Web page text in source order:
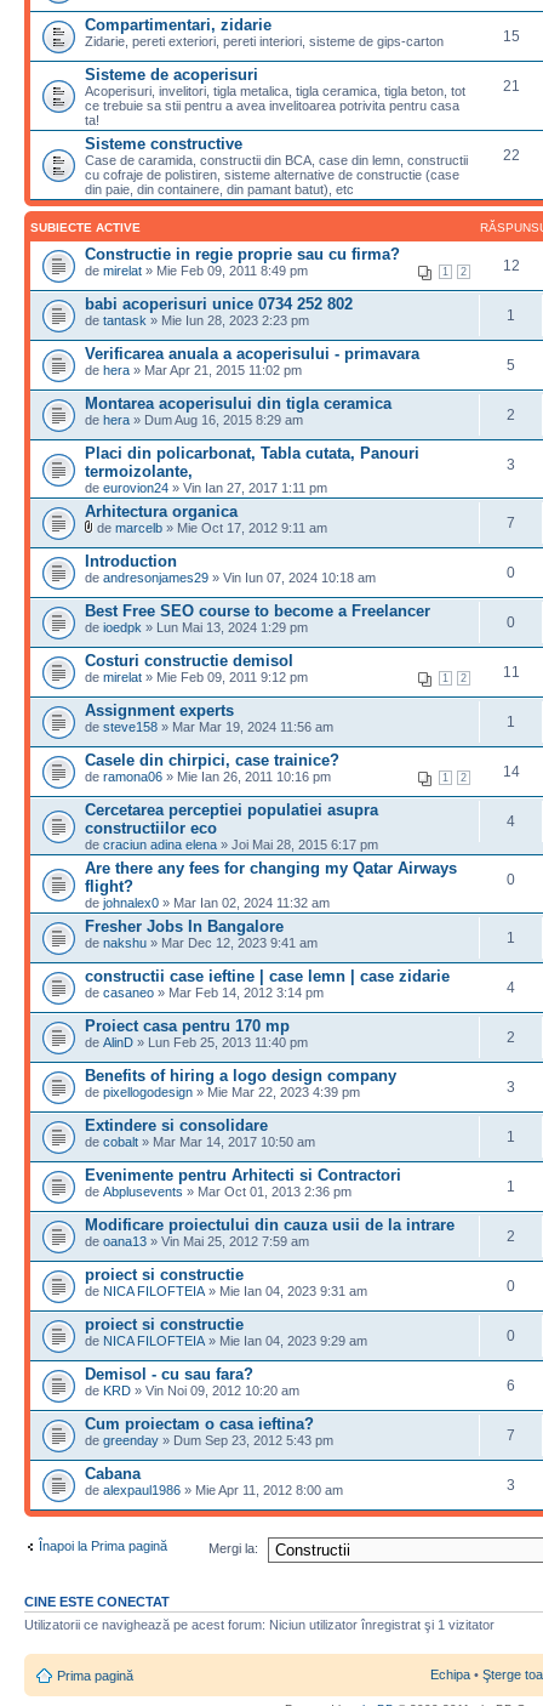
Compartimentari, zidarie
Zidarie, pereti exteriori, pereti interiori, sisteme de gips-carton 15
Sisteme de acoperisuri
Acoperisuri, invelitori, tigla metalica, tigla ceramica, tigla beton, tot
ce trebuie sa stii pentru a avea invelitoarea potrivita pentru casa
ta!
21
Sisteme constructive
Case de caramida, constructii din BCA, case din lemn, constructii
cu cofraje de polistiren, sisteme alternative de constructie (case
din paie, din containere, din pamant batut), etc
22
SUBIECTE ACTIVE
Constructie in regie proprie sau cu firma?
1 2
de mirelat » Mie Feb 09, 2011 8:49 pm 12
babi acoperisuri unice 0734 252 802
de tantask » Mie Iun 28, 2023 2:23 pm 1
Verificarea anuala a acoperisului - primavara
de hera » Mar Apr 21, 2015 11:02 pm 5
Montarea acoperisului din tigla ceramica
de hera » Dum Aug 16, 2015 8:29 am 2
Placi din policarbonat, Tabla cutata, Panouri
termoizolante,
de eurovion24 » Vin Ian 27, 2017 1:11 pm
3
Arhitectura organica
de marcelb » Mie Oct 17, 2012 9:11 am 7
Introduction
de andresonjames29 » Vin Iun 07, 2024 10:18 am 0
Best Free SEO course to become a Freelancer
de ioedpk » Lun Mai 13, 2024 1:29 pm 0
Costuri constructie demisol
1 2
de mirelat » Mie Feb 09, 2011 9:12 pm 11
Assignment experts
de steve158 » Mar Mar 19, 2024 11:56 am 1
Casele din chirpici, case trainice?
1 2
de ramona06 » Mie Ian 26, 2011 10:16 pm 14
Cercetarea perceptiei populatiei asupra
constructiilor eco
de craciun adina elena » Joi Mai 28, 2015 6:17 pm
4
Are there any fees for changing my Qatar Airways
flight?
de johnalex0 » Mar Ian 02, 2024 11:32 am
0
Fresher Jobs In Bangalore
de nakshu » Mar Dec 12, 2023 9:41 am 1
constructii case ieftine | case lemn | case zidarie
de casaneo » Mar Feb 14, 2012 3:14 pm 4
Proiect casa pentru 170 mp
de AlinD » Lun Feb 25, 2013 11:40 pm 2
Benefits of hiring a logo design company
de pixellogodesign » Mie Mar 22, 2023 4:39 pm 3
Extindere si consolidare
de cobalt » Mar Mar 14, 2017 10:50 am 1
Evenimente pentru Arhitecti si Contractori
de Abplusevents » Mar Oct 01, 2013 2:36 pm 1
Modificare proiectului din cauza usii de la intrare
de oana13 » Vin Mai 25, 2012 7:59 am 2
proiect si constructie
de NICA FILOFTEIA » Mie Ian 04, 2023 9:31 am 0
proiect si constructie
de NICA FILOFTEIA » Mie Ian 04, 2023 9:29 am 0
Demisol - cu sau fara?
de KRD » Vin Noi 09, 2012 10:20 am 6
Cum proiectam o casa ieftina?
de greenday » Dum Sep 23, 2012 5:43 pm 7
Cabana
de alexpaul1986 » Mie Apr 11, 2012 8:00 am 3
Înapoi la Prima pagină Mergi la:
CINE ESTE CONECTAT
Utilizatorii ce navighează pe acest forum: Niciun utilizator înregistrat şi 1 vizitator
Prima pagină Echipa • Şterge